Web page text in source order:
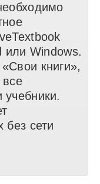
или Windows.
книги»,
без сети